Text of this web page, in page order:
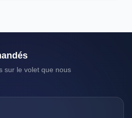
sur le volet que nous